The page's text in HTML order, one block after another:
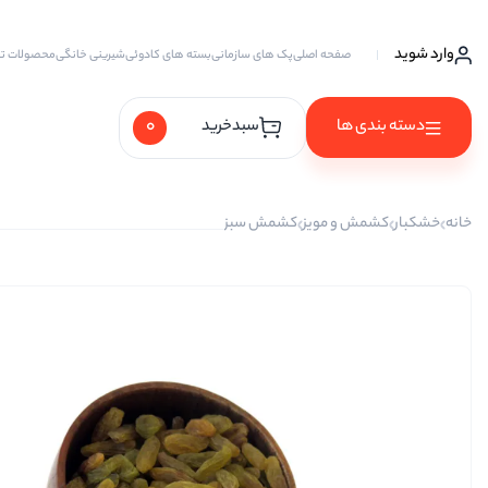
وارد شوید صفحه اصلیپک های سازمانیبسته های کادوئیشیرینی خانگیمحصولات
دسته بندی ها
آجیل مخلوط
پسته
سبدخرید 0
خانه خشکبار کشمش و مویز کشمش سبز